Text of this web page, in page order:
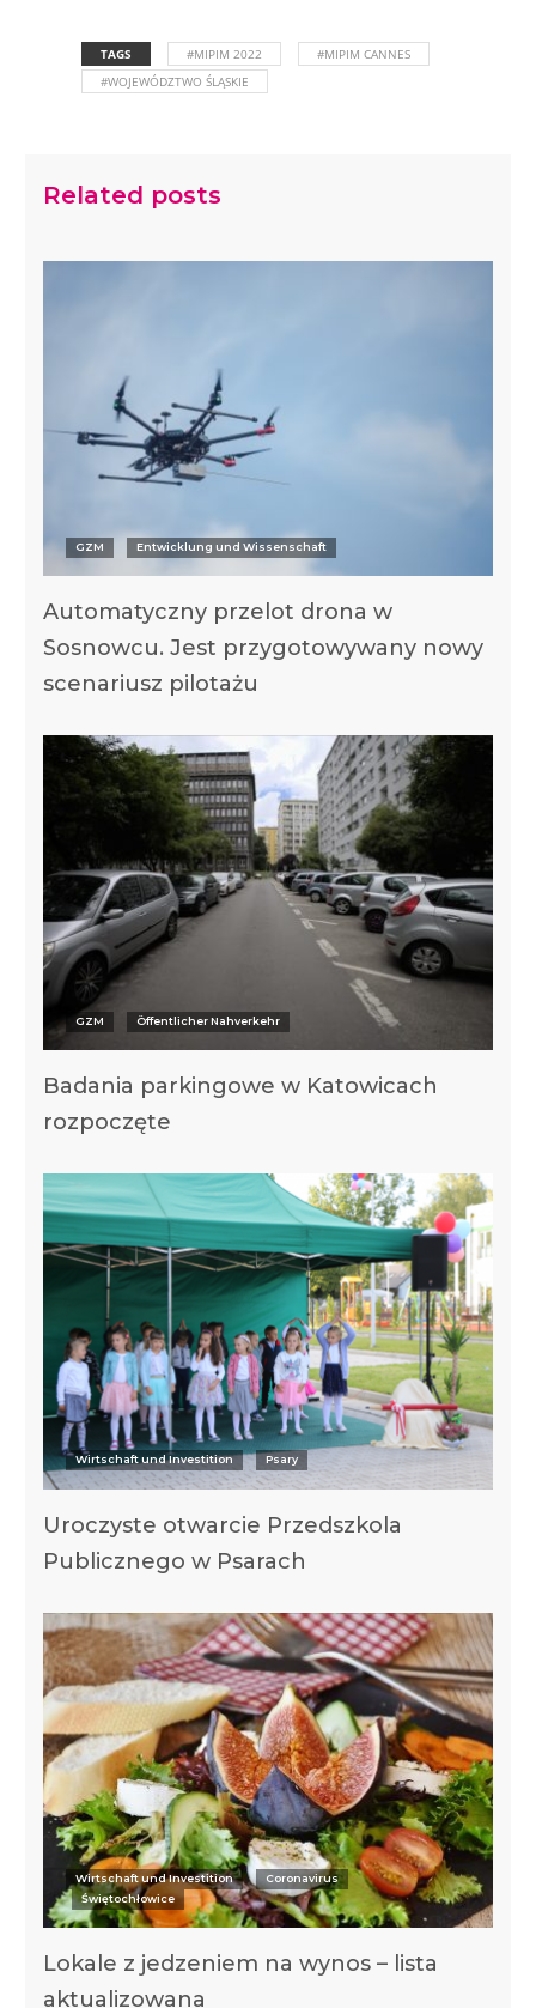
TAGS #MIPIM 2022
#MIPIM CANNES
#WOJEWÓDZTWO ŚLĄSKIE
Related posts
GZM Entwicklung und Wissenschaft
Automatyczny przelot drona w
Sosnowcu. Jest przygotowywany nowy
scenariusz pilotażu
GZM Öffentlicher Nahverkehr
Badania parkingowe w Katowicach
rozpoczęte
Wirtschaft und Investition Psary
Uroczyste otwarcie Przedszkola
Publicznego w Psarach
Wirtschaft und Investition
Coronavirus
Świętochłowice
Lokale z jedzeniem na wynos – lista
aktualizowana